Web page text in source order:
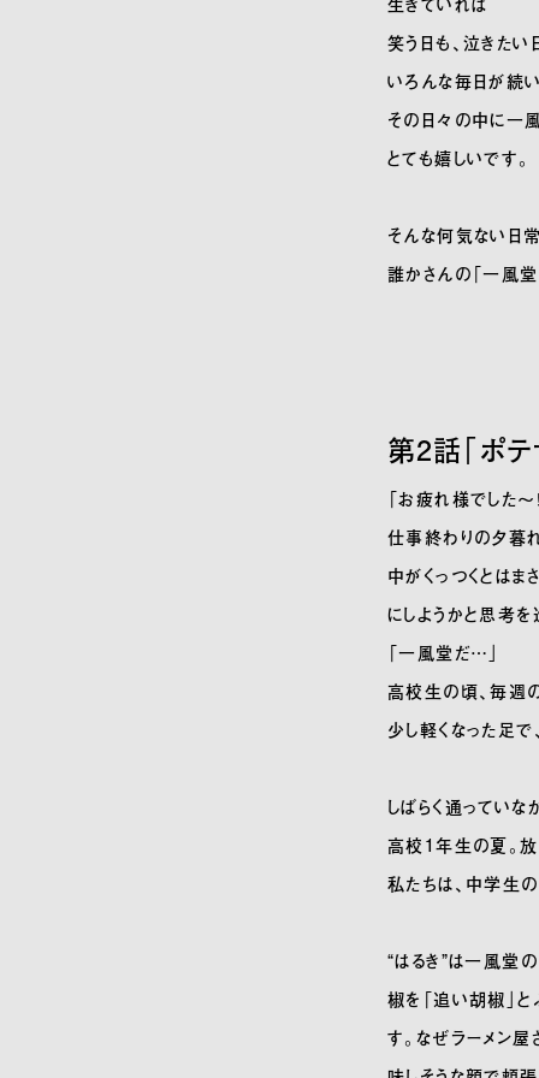
笑う日も、泣きたい
いろんな毎日が続
その日々の中に一
とても嬉しいです。
そんな何気ない日
誰かさんの「一風堂
第2話「ポテ
「お疲れ様でした〜
仕事終わりの夕暮
中がくっつくとは
にしようかと思考
「一風堂だ…」
高校生の頃、毎週
少し軽くなった足で
しばらく通っていな
高校1年生の夏。
私たちは、中学生
“はるき”は一風堂
椒を「追い胡椒」
す。なぜラーメン